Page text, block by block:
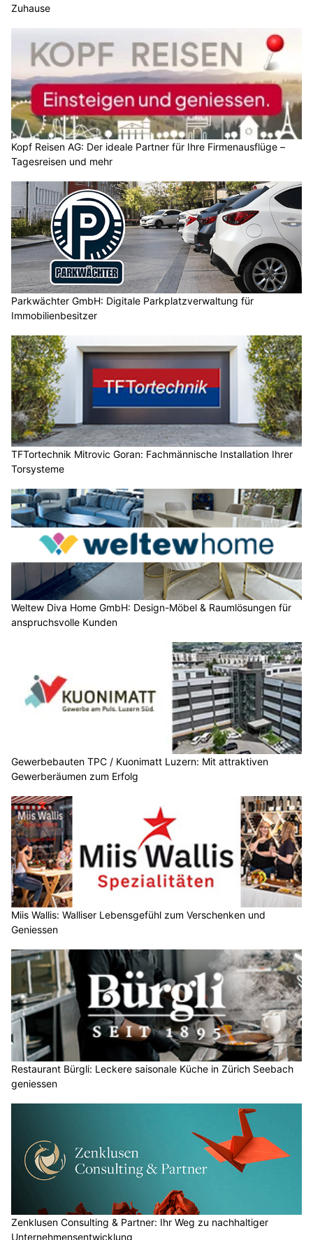
Zuhause
Kopf Reisen AG: Der ideale Partner für Ihre Firmenausflüge –
Tagesreisen und mehr
Parkwächter GmbH: Digitale Parkplatzverwaltung für
Immobilienbesitzer
TFTortechnik Mitrovic Goran: Fachmännische Installation Ihrer
Torsysteme
Weltew Diva Home GmbH: Design-Möbel & Raumlösungen für
anspruchsvolle Kunden
Gewerbebauten TPC / Kuonimatt Luzern: Mit attraktiven
Gewerberäumen zum Erfolg
Miis Wallis: Walliser Lebensgefühl zum Verschenken und
Geniessen
Restaurant Bürgli: Leckere saisonale Küche in Zürich Seebach
geniessen
Zenklusen Consulting & Partner: Ihr Weg zu nachhaltiger
Unternehmensentwicklung